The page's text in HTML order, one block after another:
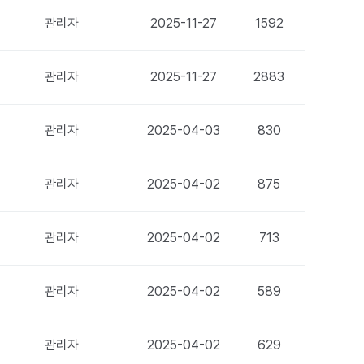
관리자 2025-11-27 1592
관리자 2025-11-27 2883
관리자 2025-04-03 830
관리자 2025-04-02 875
관리자 2025-04-02 713
관리자 2025-04-02 589
관리자 2025-04-02 629